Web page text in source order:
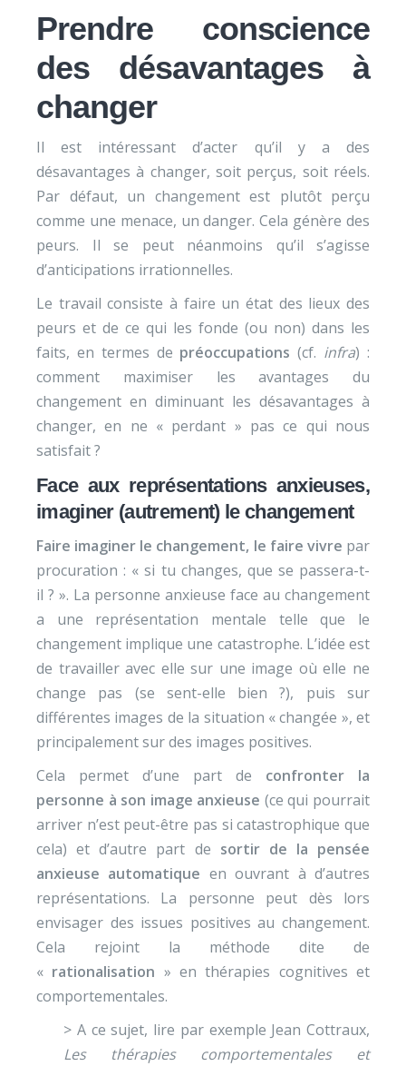
Prendre conscience
des désavantages à
changer
Il est intéressant d’acter qu’il y a des
désavantages à changer, soit perçus, soit réels.
Par défaut, un changement est plutôt perçu
comme une menace, un danger. Cela génère des
peurs. Il se peut néanmoins qu’il s’agisse
d’anticipations irrationnelles.
Le travail consiste à faire un état des lieux des
peurs et de ce qui les fonde (ou non) dans les
faits, en termes de préoccupations (cf. infra) :
comment maximiser les avantages du
changement en diminuant les désavantages à
changer, en ne « perdant » pas ce qui nous
satisfait ?
Face aux représentations anxieuses,
imaginer (autrement) le changement
Faire imaginer le changement, le faire vivre par
procuration : « si tu changes, que se passera-t-
il ? ». La personne anxieuse face au changement
a une représentation mentale telle que le
changement implique une catastrophe. L’idée est
de travailler avec elle sur une image où elle ne
change pas (se sent-elle bien ?), puis sur
différentes images de la situation « changée », et
principalement sur des images positives.
Cela permet d’une part de confronter la
personne à son image anxieuse (ce qui pourrait
arriver n’est peut-être pas si catastrophique que
cela) et d’autre part de sortir de la pensée
anxieuse automatique en ouvrant à d’autres
représentations. La personne peut dès lors
envisager des issues positives au changement.
Cela rejoint la méthode dite de
« rationalisation » en thérapies cognitives et
comportementales.
> A ce sujet, lire par exemple Jean Cottraux,
Les thérapies comportementales et